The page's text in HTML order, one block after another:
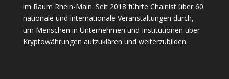
im Raum Rhein-Main. Seit 2018 führte Chainist über 60
nationale und internationale Veranstaltungen durch,
um Menschen in Unternehmen und Institutionen über
Kryptowährungen aufzuklären und weiterzubilden.